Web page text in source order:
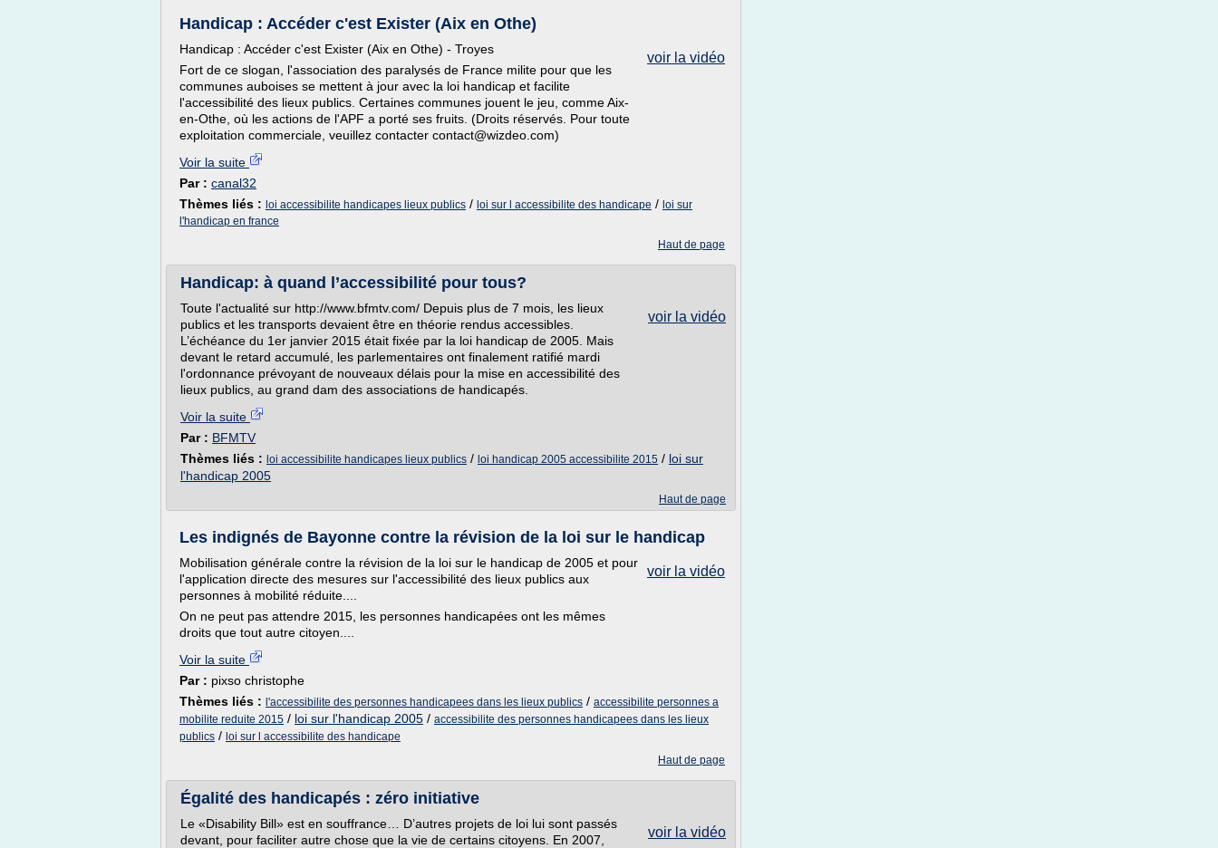
Handicap : Accéder c'est Exister (Aix en Othe)
voir la vidéo
Handicap : Accéder c'est Exister (Aix en Othe) - Troyes
Fort de ce slogan, l'association des paralysés de France milite pour que les
communes auboises se mettent à jour avec la loi handicap et facilite
l'accessibilité des lieux publics. Certaines communes jouent le jeu, comme Aix-
en-Othe, où les actions de l'APF a porté ses fruits. (Droits réservés. Pour toute
exploitation commerciale, veuillez contacter contact@wizdeo.com)
Voir la suite
Par : canal32
Thèmes liés : loi accessibilite handicapes lieux publics / loi sur l accessibilite des handicape / loi sur
l'handicap en france
Haut de page
Handicap: à quand l’accessibilité pour tous?
voir la vidéo
Toute l'actualité sur http://www.bfmtv.com/ Depuis plus de 7 mois, les lieux
publics et les transports devaient être en théorie rendus accessibles.
L’échéance du 1er janvier 2015 était fixée par la loi handicap de 2005. Mais
devant le retard accumulé, les parlementaires ont finalement ratifié mardi
l'ordonnance prévoyant de nouveaux délais pour la mise en accessibilité des
lieux publics, au grand dam des associations de handicapés.
Voir la suite
Par : BFMTV
Thèmes liés : loi accessibilite handicapes lieux publics / loi handicap 2005 accessibilite 2015 / loi sur
l'handicap 2005
Haut de page
Les indignés de Bayonne contre la révision de la loi sur le handicap
voir la vidéo
Mobilisation générale contre la révision de la loi sur le handicap de 2005 et pour
l'application directe des mesures sur l'accessibilité des lieux publics aux
personnes à mobilité réduite....
On ne peut pas attendre 2015, les personnes handicapées ont les mêmes
droits que tout autre citoyen....
Voir la suite
Par : pixso christophe
Thèmes liés : l'accessibilite des personnes handicapees dans les lieux publics / accessibilite personnes a
mobilite reduite 2015 / loi sur l'handicap 2005 / accessibilite des personnes handicapees dans les lieux
publics / loi sur l accessibilite des handicape
Haut de page
Égalité des handicapés : zéro initiative
voir la vidéo
Le «Disability Bill» est en souffrance… D’autres projets de loi lui sont passés
devant, pour faciliter autre chose que la vie de certains citoyens. En 2007,